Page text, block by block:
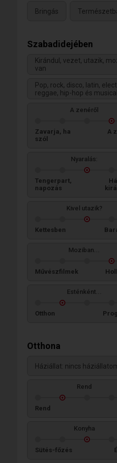
Bringás
Szabadidejében
Kirándul, vezet, utazik,
van
Pop, rock, disco, latin,
reggae, hip-hop és
A zenéről
Zavarja, ha
szól
A
Nyaralás:
Tengerpart,
napozás
Kivel utazik?
Kettesben
Moziban...
Művészfilmek
Esténként...
Otthon
Otthona
Háziállat: nincs
Rend
Rend
Konyha
Sütés-főzés